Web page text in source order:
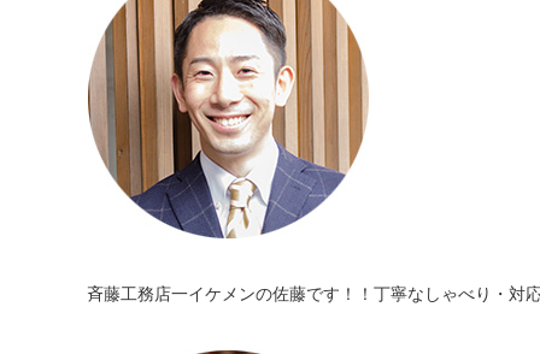
斉藤工務店一イケメンの佐藤です！！丁寧なしゃべり・対